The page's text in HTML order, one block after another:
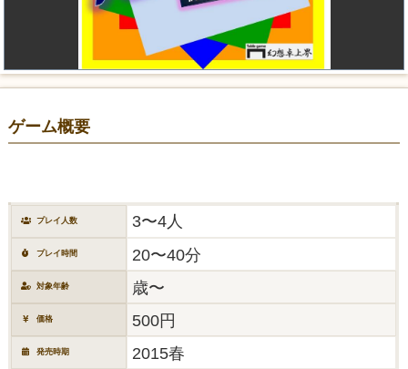
ゲーム概要
プレイ人数 3〜4人
プレイ時間 20〜40分
対象年齢 歳〜
価格 500円
発売時期 2015春